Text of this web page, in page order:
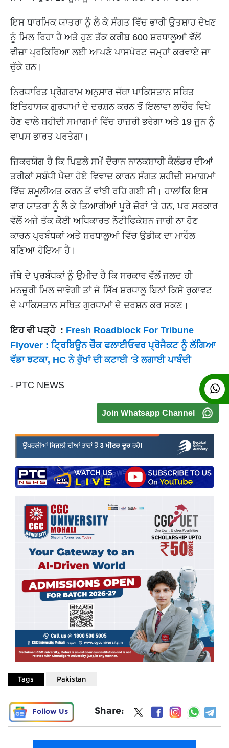
ਇਸ ਧਾਰਮਿਕ ਯਾਤਰਾ ਨੂੰ ਲੈ ਕੇ ਸੰਗਤ ਵਿੱਚ ਭਾਰੀ ਉਤਸ਼ਾਹ ਦੇਖਣ
ਨੂੰ ਮਿਲ ਰਿਹਾ ਹੈ ਅਤੇ ਹੁਣ ਤੱਕ ਕਰੀਬ 600 ਸ਼ਰਧਾਲੂਆਂ ਵੱਲੋਂ
ਵੀਜ਼ਾ ਪ੍ਰਕਿਰਿਆ ਲਈ ਆਪਣੇ ਪਾਸਪੋਰਟ ਜਮ੍ਹਾਂ ਕਰਵਾਏ ਜਾ
ਚੁੱਕੇ ਹਨ।
ਨਿਰਧਾਰਿਤ ਪ੍ਰੋਗਰਾਮ ਅਨੁਸਾਰ ਜੱਥਾ ਪਾਕਿਸਤਾਨ ਸਥਿਤ
ਇਤਿਹਾਸਕ ਗੁਰਧਾਮਾਂ ਦੇ ਦਰਸ਼ਨ ਕਰਨ ਤੋਂ ਇਲਾਵਾ ਲਾਹੌਰ ਵਿਖੇ
ਹੋਣ ਵਾਲੇ ਸ਼ਹੀਦੀ ਸਮਾਗਮਾਂ ਵਿੱਚ ਹਾਜ਼ਰੀ ਭਰੇਗਾ ਅਤੇ 19 ਜੂਨ ਨੂੰ
ਵਾਪਸ ਭਾਰਤ ਪਰਤੇਗਾ।
ਜ਼ਿਕਰਯੋਗ ਹੈ ਕਿ ਪਿਛਲੇ ਸਮੇਂ ਦੌਰਾਨ ਨਾਨਕਸ਼ਾਹੀ ਕੈਲੰਡਰ ਦੀਆਂ
ਤਰੀਕਾਂ ਸਬੰਧੀ ਪੈਦਾ ਹੋਏ ਵਿਵਾਦ ਕਾਰਨ ਸੰਗਤ ਸ਼ਹੀਦੀ ਸਮਾਗਮਾਂ
ਵਿੱਚ ਸ਼ਮੂਲੀਅਤ ਕਰਨ ਤੋਂ ਵਾਂਝੀ ਰਹਿ ਗਈ ਸੀ। ਹਾਲਾਂਕਿ ਇਸ
ਵਾਰ ਯਾਤਰਾ ਨੂੰ ਲੈ ਕੇ ਤਿਆਰੀਆਂ ਪੂਰੇ ਜ਼ੋਰਾਂ ’ਤੇ ਹਨ, ਪਰ ਸਰਕਾਰ
ਵੱਲੋਂ ਅਜੇ ਤੱਕ ਕੋਈ ਅਧਿਕਾਰਤ ਨੋਟੀਫਿਕੇਸ਼ਨ ਜਾਰੀ ਨਾ ਹੋਣ
ਕਾਰਨ ਪ੍ਰਬੰਧਕਾਂ ਅਤੇ ਸ਼ਰਧਾਲੂਆਂ ਵਿੱਚ ਉਡੀਕ ਦਾ ਮਾਹੌਲ
ਬਣਿਆ ਹੋਇਆ ਹੈ।
ਜੱਥੇ ਦੇ ਪ੍ਰਬੰਧਕਾਂ ਨੂੰ ਉਮੀਦ ਹੈ ਕਿ ਸਰਕਾਰ ਵੱਲੋਂ ਜਲਦ ਹੀ
ਮਨਜ਼ੂਰੀ ਮਿਲ ਜਾਵੇਗੀ ਤਾਂ ਜੋ ਸਿੱਖ ਸ਼ਰਧਾਲੂ ਬਿਨਾਂ ਕਿਸੇ ਰੁਕਾਵਟ
ਦੇ ਪਾਕਿਸਤਾਨ ਸਥਿਤ ਗੁਰਧਾਮਾਂ ਦੇ ਦਰਸ਼ਨ ਕਰ ਸਕਣ।
ਇਹ ਵੀ ਪੜ੍ਹੋ : Fresh Roadblock For Tribune
Flyover : ਟ੍ਰਿਬਿਊਨ ਚੌਕ ਫਲਾਈਓਵਰ ਪ੍ਰੋਜੈਕਟ ਨੂੰ ਲੱਗਿਆ
ਵੱਡਾ ਝਟਕਾ, HC ਨੇ ਰੁੱਖਾਂ ਦੀ ਕਟਾਈ 'ਤੇ ਲਗਾਈ ਪਾਬੰਦੀ
- PTC NEWS
Join Whatsapp Channel
Tags Pakistan
Follow Us Share: